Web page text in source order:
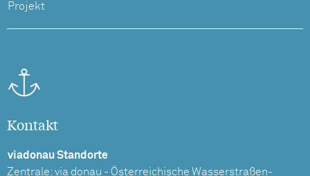
Projekt
Kontakt
viadonau Standorte
Zentrale: via donau - Österreichische Wasserstraßen-